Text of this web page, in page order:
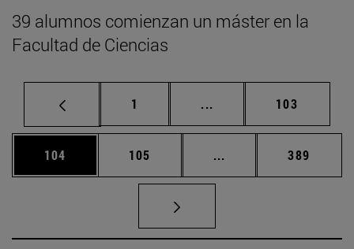
39 alumnos comienzan un máster en la
Facultad de Ciencias
Página
1 ... Páginas intermedias
Página
103
Página
104 Página
105 ... Páginas intermedias
Página
389